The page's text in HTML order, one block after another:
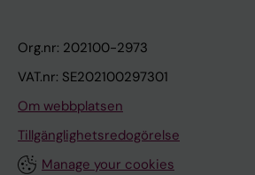
Org.nr: 202100-2973
VAT.nr: SE202100297301
Om webbplatsen
Tillgänglighetsredogörelse
Manage your cookies